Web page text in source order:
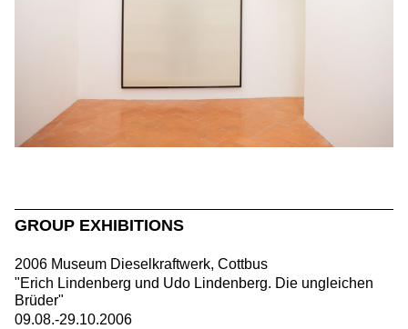
GROUP EXHIBITIONS
2006 Museum Dieselkraftwerk, Cottbus
"Erich Lindenberg und Udo Lindenberg. Die ungleichen
Brüder"
09.08.-29.10.2006